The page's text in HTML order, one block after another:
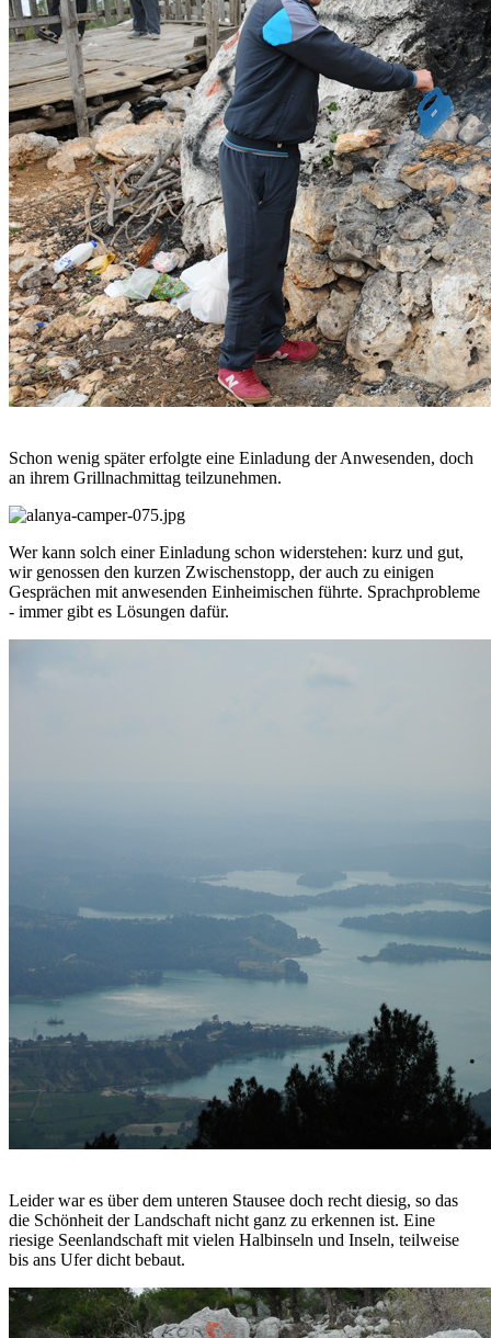
Schon wenig später erfolgte eine Einladung der Anwesenden, doch
an ihrem Grillnachmittag teilzunehmen.
Wer kann solch einer Einladung schon widerstehen: kurz und gut,
wir genossen den kurzen Zwischenstopp, der auch zu einigen
Gesprächen mit anwesenden Einheimischen führte. Sprachprobleme
- immer gibt es Lösungen dafür.
Leider war es über dem unteren Stausee doch recht diesig, so das
die Schönheit der Landschaft nicht ganz zu erkennen ist. Eine
riesige Seenlandschaft mit vielen Halbinseln und Inseln, teilweise
bis ans Ufer dicht bebaut.